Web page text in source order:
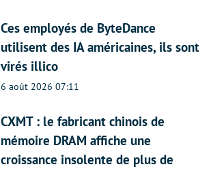
Ces employés de ByteDance
utilisent des IA américaines, ils sont
virés illico
6 août 2026 07:11
CXMT : le fabricant chinois de
mémoire DRAM affiche une
croissance insolente de plus de